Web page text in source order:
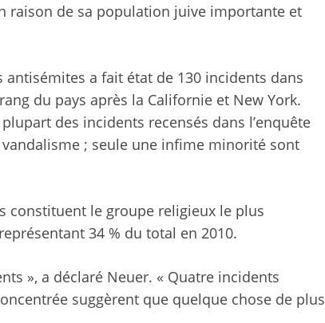
raison de sa population juive importante et
antisémites a fait état de 130 incidents dans
du pays après la Californie et New York.
des incidents recensés dans l’enquête
vandalisme ; seule une infime minorité sont
constituent le groupe religieux le plus
34 % du total en 2010.
», a déclaré Neuer. « Quatre incidents
suggèrent que quelque chose de plus